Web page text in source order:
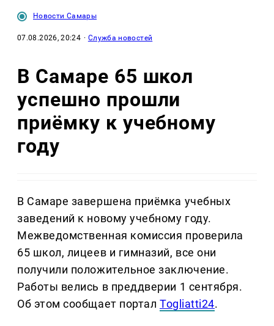
Новости Самары
07.08.2026, 20:24 · Служба новостей
В Самаре 65 школ
успешно прошли
приёмку к учебному
году
В Самаре завершена приёмка учебных
заведений к новому учебному году.
Межведомственная комиссия проверила
65 школ, лицеев и гимназий, все они
получили положительное заключение.
Работы велись в преддверии 1 сентября.
Об этом сообщает портал Togliatti24.